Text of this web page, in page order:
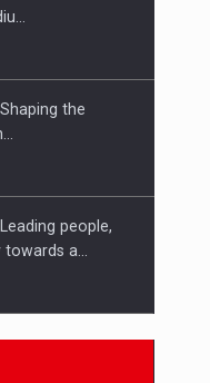
the Future of
the
people,
a…
The